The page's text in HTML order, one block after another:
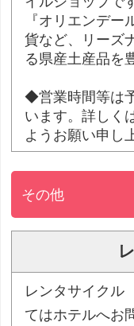
『オリエンデ
貨など、リーズ
る県産土産品を
◆営業時間等は
います。詳しく
ようお願い申し
その他
レンタサイク
てはホテルへお